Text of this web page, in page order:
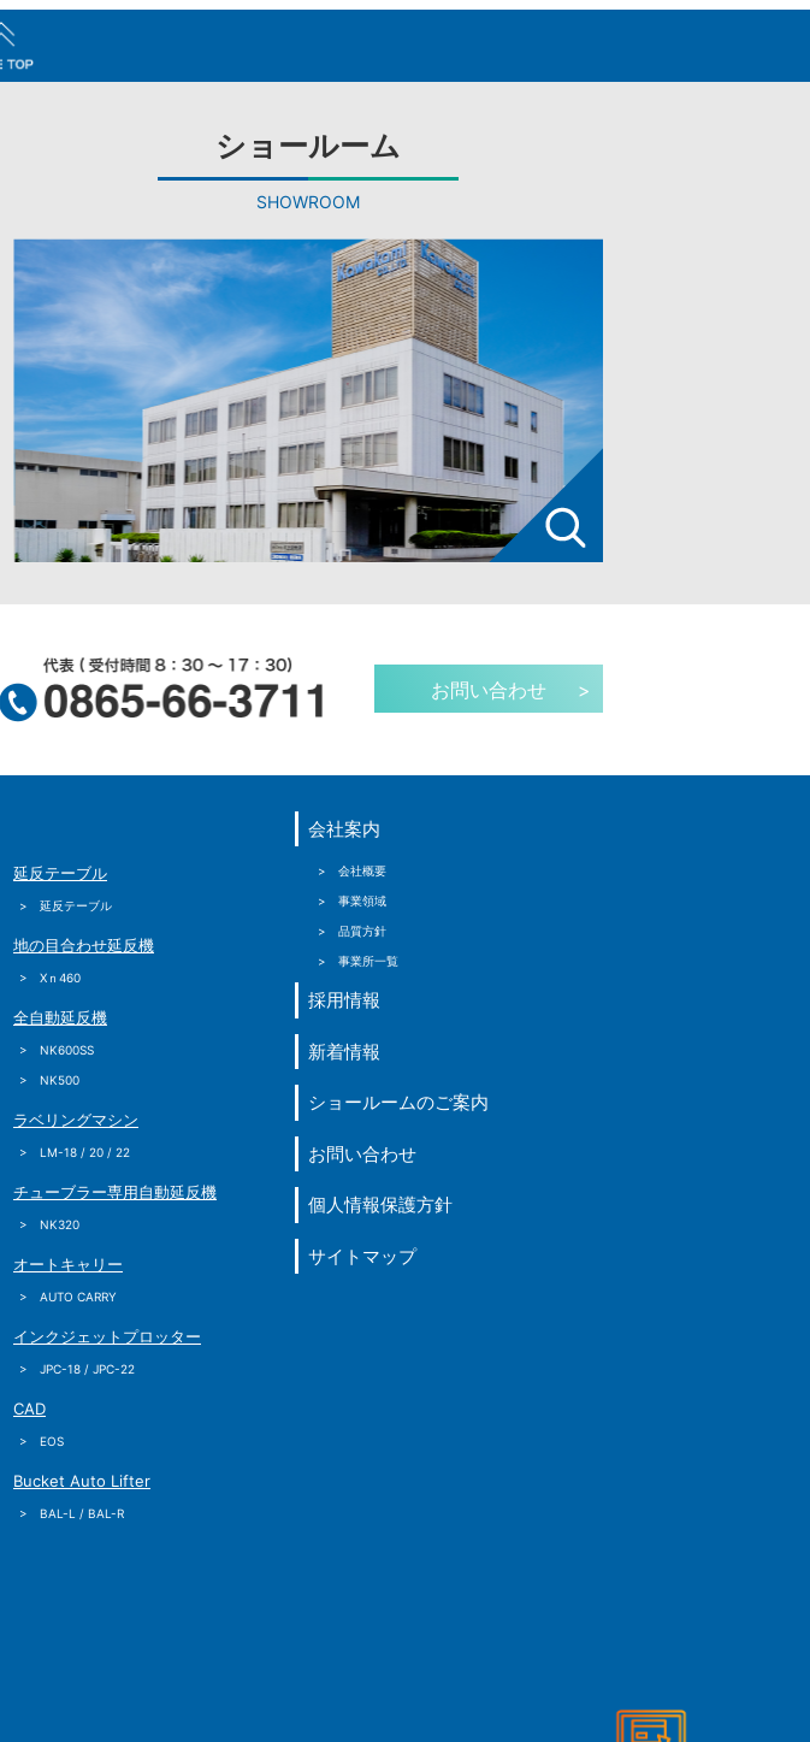
ショールーム
SHOWROOM
お問い合わせ >
延反テーブル
> 延反テーブル
地の目合わせ延反機
> Xｎ460
全自動延反機
> NK600SS
> NK500
ラベリングマシン
> LM-18 / 20 / 22
チューブラー専用自動延反機
> NK320
オートキャリー
> AUTO CARRY
インクジェットプロッター
> JPC-18 / JPC-22
CAD
> EOS
Bucket Auto Lifter
> BAL-L / BAL-R
会社案内
> 会社概要
> 事業領域
> 品質方針
> 事業所一覧
採用情報
新着情報
ショールームのご案内
お問い合わせ
個人情報保護方針
サイトマップ